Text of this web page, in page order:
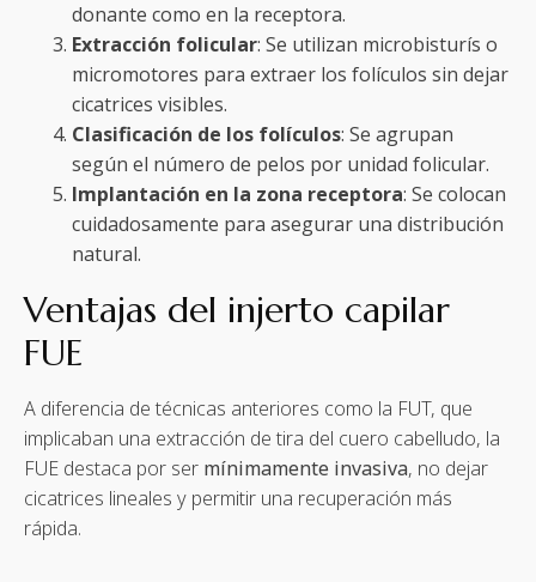
donante como en la receptora.
Extracción folicular: Se utilizan microbisturís o
micromotores para extraer los folículos sin dejar
cicatrices visibles.
Clasificación de los folículos: Se agrupan
según el número de pelos por unidad folicular.
Implantación en la zona receptora: Se colocan
cuidadosamente para asegurar una distribución
natural.
Ventajas del injerto capilar
FUE
A diferencia de técnicas anteriores como la FUT, que
implicaban una extracción de tira del cuero cabelludo, la
FUE destaca por ser mínimamente invasiva, no dejar
cicatrices lineales y permitir una recuperación más
rápida.